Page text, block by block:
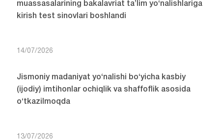
muassasalarining bakalavriat ta’lim yo‘nalishlariga
kirish test sinovlari boshlandi
14/07/2026
Jismoniy madaniyat yo‘nalishi bo‘yicha kasbiy
(ijodiy) imtihonlar ochiqlik va shaffoflik asosida
o‘tkazilmoqda
13/07/2026